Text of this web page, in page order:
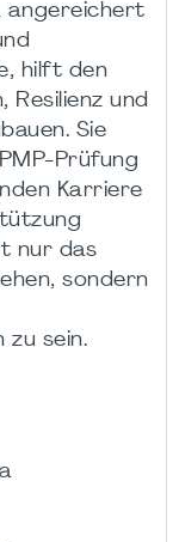
angereichert
hilft den
Resilienz und
Sie
Prüfung
Karriere
nur das
sondern
zu sein.